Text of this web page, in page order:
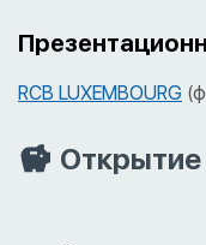
RCB LUXEMBOURG
Открытие